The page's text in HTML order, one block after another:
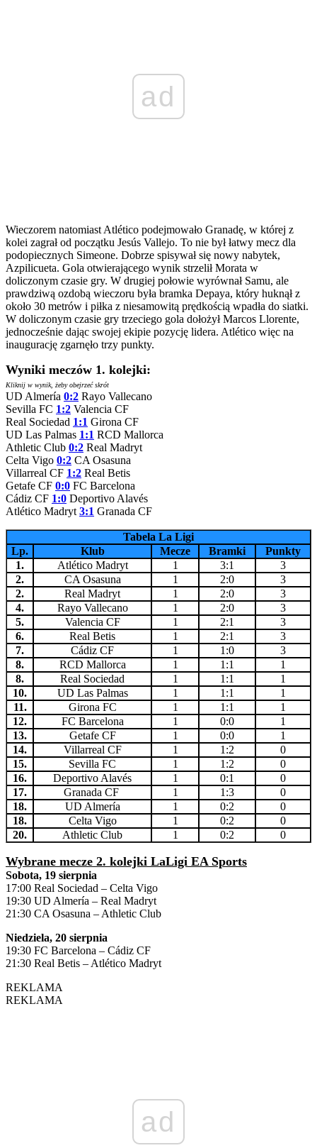
ad
Wieczorem natomiast Atlético podejmowało Granadę, w której z
kolei zagrał od początku Jesús Vallejo. To nie był łatwy mecz dla
podopiecznych Simeone. Dobrze spisywał się nowy nabytek,
Azpilicueta. Gola otwierającego wynik strzelił Morata w
doliczonym czasie gry. W drugiej połowie wyrównał Samu, ale
prawdziwą ozdobą wieczoru była bramka Depaya, który huknął z
około 30 metrów i piłka z niesamowitą prędkością wpadła do siatki.
W doliczonym czasie gry trzeciego gola dołożył Marcos Llorente,
jednocześnie dając swojej ekipie pozycję lidera. Atlético więc na
inaugurację zgarnęło trzy punkty.
Wyniki meczów 1. kolejki:
Kliknij w wynik, żeby obejrzeć skrót
UD Almería 0:2 Rayo Vallecano
Sevilla FC 1:2 Valencia CF
Real Sociedad 1:1 Girona CF
UD Las Palmas 1:1 RCD Mallorca
Athletic Club 0:2 Real Madryt
Celta Vigo 0:2 CA Osasuna
Villarreal CF 1:2 Real Betis
Getafe CF 0:0 FC Barcelona
Cádiz CF 1:0 Deportivo Alavés
Atlético Madryt 3:1 Granada CF
Tabela La Ligi
Lp.
Klub Mecze Bramki
Punkty
1.
Atlético Madryt 1 3:1
3
2.
CA Osasuna 1 2:0
3
2.
Real Madryt 1 2:0
3
4.
Rayo Vallecano 1 2:0
3
5.
Valencia CF 1 2:1
3
6.
Real Betis 1 2:1
3
7.
Cádiz CF 1 1:0
3
8.
RCD Mallorca 1 1:1
1
8.
Real Sociedad 1 1:1
1
10.
UD Las Palmas 1 1:1
1
11.
Girona FC 1 1:1
1
12.
FC Barcelona 1 0:0
1
13.
Getafe CF 1 0:0
1
14.
Villarreal CF 1 1:2
0
15.
Sevilla FC 1 1:2
0
16.
Deportivo Alavés 1 0:1
0
17.
Granada CF 1 1:3
0
18.
UD Almería 1 0:2
0
18.
Celta Vigo 1 0:2
0
20.
Athletic Club 1 0:2 0
Wybrane mecze 2. kolejki LaLigi EA Sports
Sobota, 19 sierpnia
17:00 Real Sociedad – Celta Vigo
19:30 UD Almería – Real Madryt
21:30 CA Osasuna – Athletic Club
Niedziela, 20 sierpnia
19:30 FC Barcelona – Cádiz CF
21:30 Real Betis – Atlético Madryt
REKLAMA
REKLAMA
ad